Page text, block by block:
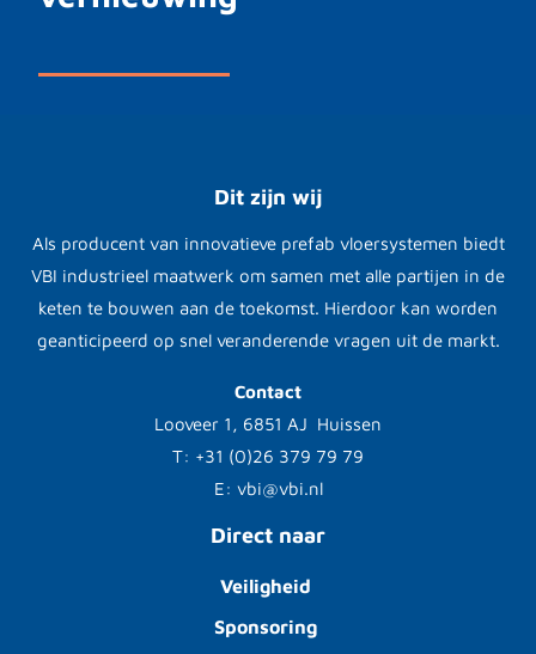
Dit zijn wij
Als producent van innovatieve prefab vloersystemen biedt
VBI industrieel maatwerk om samen met alle partijen in de
keten te bouwen aan de toekomst. Hierdoor kan worden
geanticipeerd op snel veranderende vragen uit de markt.
Contact
Looveer 1, 6851 AJ Huissen
T: +31 (0)26 379 79 79
E: vbi@vbi.nl
Direct naar
Veiligheid
Sponsoring